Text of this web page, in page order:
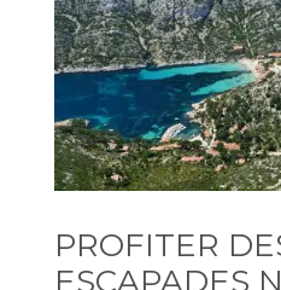
PROFITER
ESCAPADES